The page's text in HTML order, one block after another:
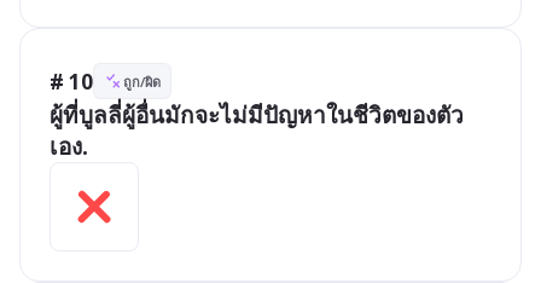
# 10 ถูก/ผิด
ผู้ที่บูลลี่ผู้อื่นมักจะไม่มีปัญหาในชีวิตของตัว
เอง.